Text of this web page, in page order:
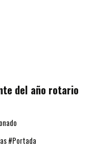
del año rotario
#Portada